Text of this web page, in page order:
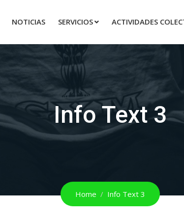
NOTICIAS SERVICIOS ACTIVIDADES
Info Text 3
Home Info Text 3